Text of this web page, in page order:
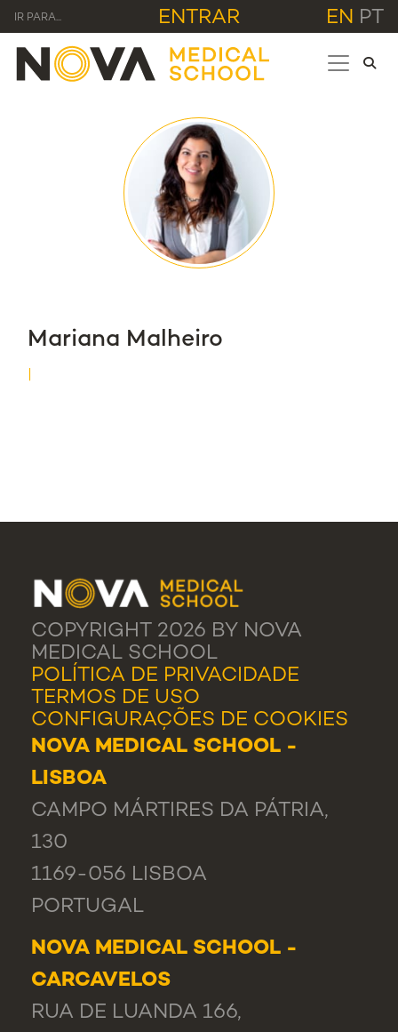
IR PARA... ENTRAR EN PT
Mariana Malheiro
COPYRIGHT 2026 BY NOVA
MEDICAL SCHOOL
POLÍTICA DE PRIVACIDADE
TERMOS DE USO
CONFIGURAÇÕES DE COOKIES
NOVA MEDICAL SCHOOL -
LISBOA
CAMPO MÁRTIRES DA PÁTRIA,
130
1169-056 LISBOA
PORTUGAL
NOVA MEDICAL SCHOOL -
CARCAVELOS
RUA DE LUANDA 166,